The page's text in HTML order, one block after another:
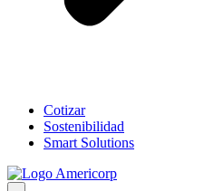
Cotizar
Sostenibilidad
Smart Solutions